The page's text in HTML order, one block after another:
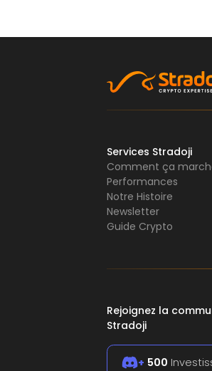
Services Stradoji
Comment ça
Performances
Notre Histoire
Newsletter
Guide Crypto
Rejoignez la
Stradoji
+ 500